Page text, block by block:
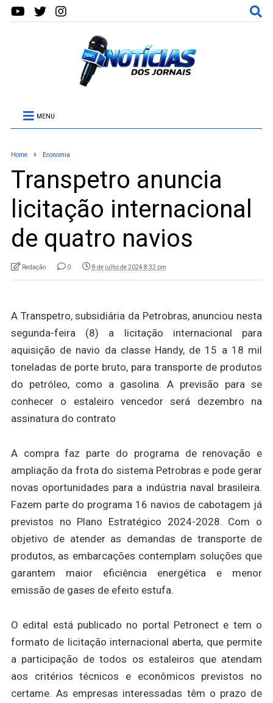
MENU
Home Economia
Transpetro anuncia
licitação internacional
de quatro navios
Redação 0 8 de julho de 2024 8:32 pm
A Transpetro, subsidiária da Petrobras, anunciou nesta
segunda-feira (8) a licitação internacional para
aquisição de navio da classe Handy, de 15 a 18 mil
toneladas de porte bruto, para transporte de produtos
do petróleo, como a gasolina. A previsão para se
conhecer o estaleiro vencedor será dezembro na
assinatura do contrato
A compra faz parte do programa de renovação e
ampliação da frota do sistema Petrobras e pode gerar
novas oportunidades para a indústria naval brasileira.
Fazem parte do programa 16 navios de cabotagem já
previstos no Plano Estratégico 2024-2028. Com o
objetivo de atender as demandas de transporte de
produtos, as embarcações contemplam soluções que
garantem maior eficiência energética e menor
emissão de gases de efeito estufa.
O edital está publicado no portal Petronect e tem o
formato de licitação internacional aberta, que permite
a participação de todos os estaleiros que atendam
aos critérios técnicos e econômicos previstos no
certame. As empresas interessadas têm o prazo de